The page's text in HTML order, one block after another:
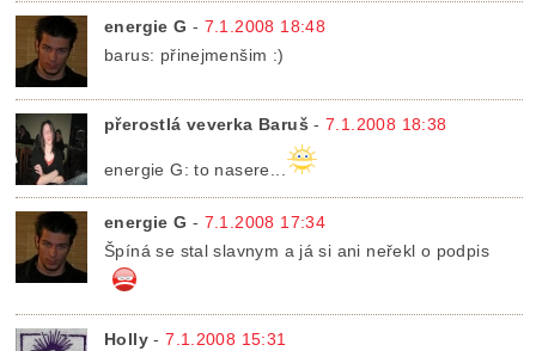
energie G - 7.1.2008 18:48
barus: přinejmenšim :)
přerostlá veverka Baruš -7.1.2008 18:38
energie G: to nasere...
energie G - 7.1.2008 17:34
Špíná se stal slavnym a já si ani neřekl o podpis
Holly -7.1.2008 15:31